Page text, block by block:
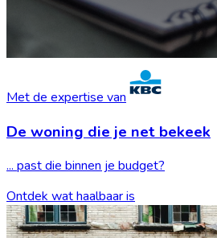
Met de expertise van
De woning die je net bekeek
... past die binnen je budget?
Ontdek wat haalbaar is